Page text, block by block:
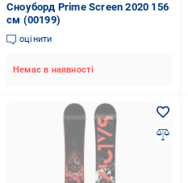
Сноуборд Prime Screen 2020 156
см (00199)
оцінити
Немає в наявності